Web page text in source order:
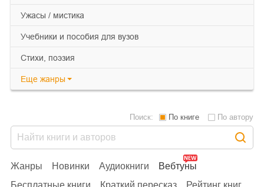
ужасы / мистика
учебники и пособия для вузов
cтихи, поэзия
Еще жанры
Жанры Новинки Аудиокниги
Вебтуны
Поиск: По книге По автору